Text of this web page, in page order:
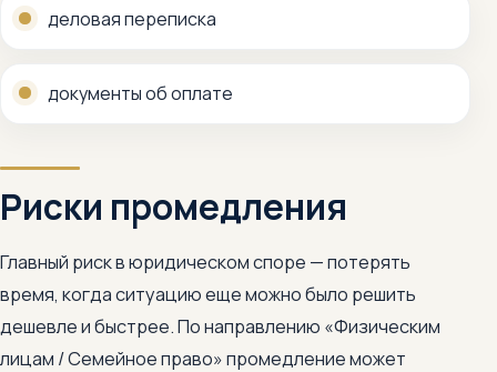
деловая переписка
документы об оплате
Риски промедления
Главный риск в юридическом споре — потерять
время, когда ситуацию еще можно было решить
дешевле и быстрее. По направлению «Физическим
лицам / Семейное право» промедление может